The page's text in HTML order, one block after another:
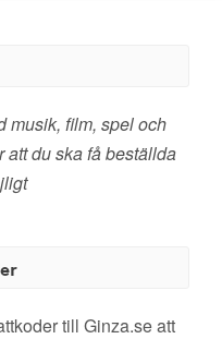
musik, film, spel och
att du ska få beställda
till Ginza.se att